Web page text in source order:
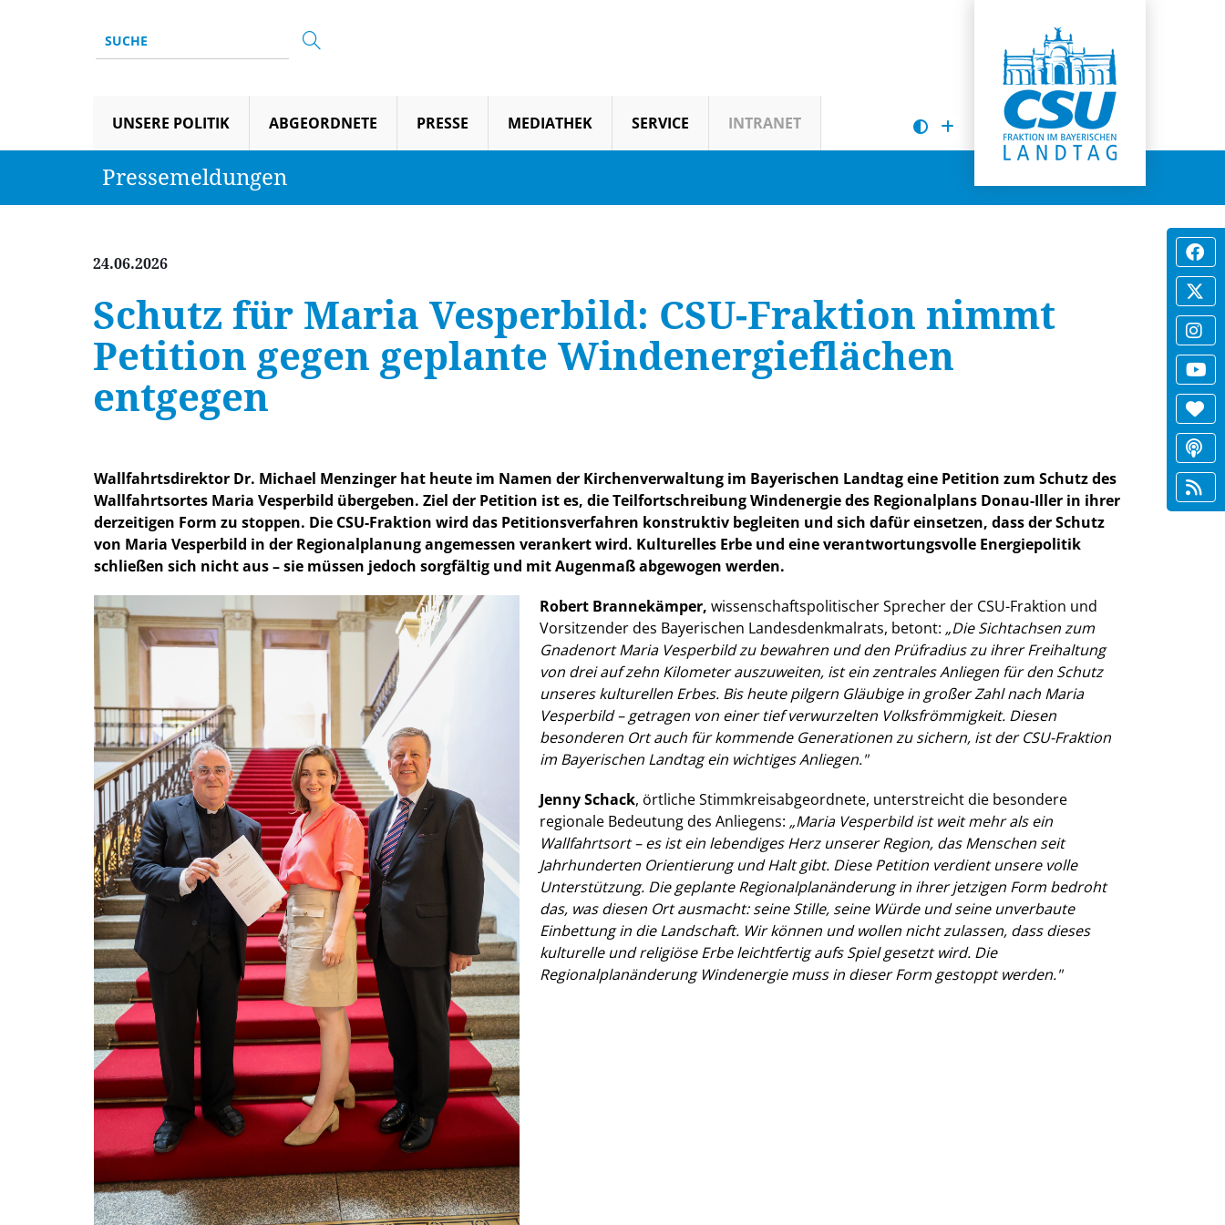
UNSERE POLITIK ABGEORDNETE PRESSE MEDIATHEK SERVICE INTRANET
Pressemeldungen
24.06.2026
Schutz für Maria Vesperbild: CSU-Fraktion nimmt
Petition gegen geplante Windenergieflächen
entgegen
Wallfahrtsdirektor Dr. Michael Menzinger hat heute im Namen der Kirchenverwaltung im Bayerischen Landtag eine Petition zum Schutz des
Wallfahrtsortes Maria Vesperbild übergeben. Ziel der Petition ist es, die Teilfortschreibung Windenergie des Regionalplans Donau-Iller in ihrer
derzeitigen Form zu stoppen. Die CSU-Fraktion wird das Petitionsverfahren konstruktiv begleiten und sich dafür einsetzen, dass der Schutz
von Maria Vesperbild in der Regionalplanung angemessen verankert wird. Kulturelles Erbe und eine verantwortungsvolle Energiepolitik
schließen sich nicht aus – sie müssen jedoch sorgfältig und mit Augenmaß abgewogen werden.
Robert Brannekämper, wissenschaftspolitischer Sprecher der CSU-Fraktion und
Vorsitzender des Bayerischen Landesdenkmalrats, betont: Die Sichtachsen zum
Gnadenort Maria Vesperbild zu bewahren und den Prüfradius zu ihrer Freihaltung
von drei auf zehn Kilometer auszuweiten, ist ein zentrales Anliegen für den Schutz
unseres kulturellen Erbes. Bis heute pilgern Gläubige in großer Zahl nach Maria
Vesperbild – getragen von einer tief verwurzelten Volksfrömmigkeit. Diesen
besonderen Ort auch für kommende Generationen zu sichern, ist der CSU-Fraktion
im Bayerischen Landtag ein wichtiges Anliegen."
Jenny Schack, örtliche Stimmkreisabgeordnete, unterstreicht die besondere
regionale Bedeutung des Anliegens: Maria Vesperbild ist weit mehr als ein
Wallfahrtsort – es ist ein lebendiges Herz unserer Region, das Menschen seit
Jahrhunderten Orientierung und Halt gibt. Diese Petition verdient unsere volle
Unterstützung. Die geplante Regionalplanänderung in ihrer jetzigen Form bedroht
das, was diesen Ort ausmacht: seine Stille, seine Würde und seine unverbaute
Einbettung in die Landschaft. Wir können und wollen nicht zulassen, dass dieses
kulturelle und religiöse Erbe leichtfertig aufs Spiel gesetzt wird. Die
Regionalplanänderung Windenergie muss in dieser Form gestoppt werden."